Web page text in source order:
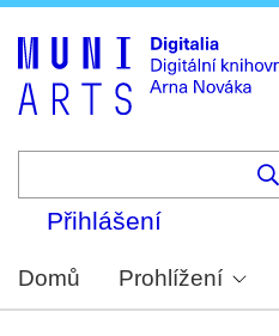
Přihlášení
Domů Prohlížení